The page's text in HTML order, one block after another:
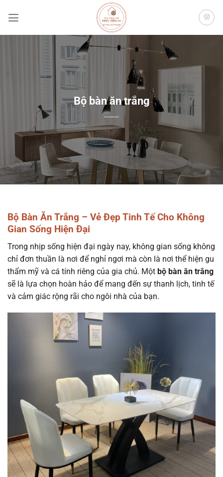
qua
Bộ bàn ăn trắng
Bộ Bàn Ăn Trắng – Vẻ Đẹp Tinh Tế Cho Không
Gian Sống Hiện Đại
Trong nhịp sống hiện đại ngày nay, không gian sống không
chỉ đơn thuần là nơi để nghỉ ngơi mà còn là nơi thể hiện gu
thẩm mỹ và cá tính riêng của gia chủ. Một bộ bàn ăn trắng
sẽ là lựa chọn hoàn hảo để mang đến sự thanh lịch, tinh tế
và cảm giác rộng rãi cho ngôi nhà của bạn.